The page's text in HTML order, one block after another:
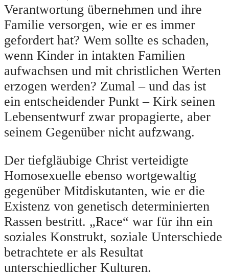
Verantwortung übernehmen und ihre
Familie versorgen, wie er es immer
gefordert hat? Wem sollte es schaden,
wenn Kinder in intakten Familien
aufwachsen und mit christlichen Werten
erzogen werden? Zumal – und das ist
ein entscheidender Punkt – Kirk seinen
Lebensentwurf zwar propagierte, aber
seinem Gegenüber nicht aufzwang.
Der tiefgläubige Christ verteidigte
Homosexuelle ebenso wortgewaltig
gegenüber Mitdiskutanten, wie er die
Existenz von genetisch determinierten
Rassen bestritt. „Race“ war für ihn ein
soziales Konstrukt, soziale Unterschiede
betrachtete er als Resultat
unterschiedlicher Kulturen.